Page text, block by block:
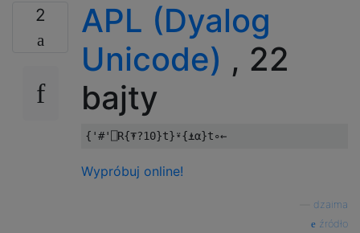
2
APL (Dyalog
Unicode) , 22
bajty
{ '#' R{⍕?10}t}⍣{⍎⍺}t∘←
Wypróbuj online!
dzaima
źródło